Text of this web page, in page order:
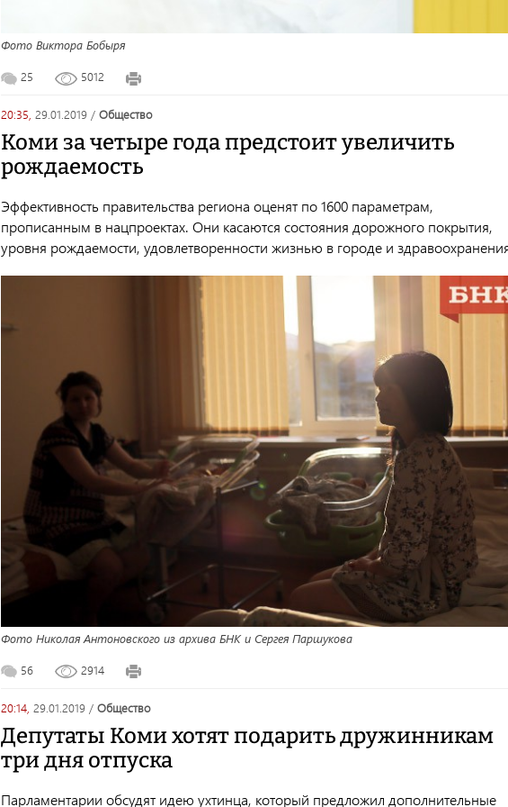
Фото Виктора Бобыря
25 5012
20:35, 29.01.2019 / общество
Коми за четыре года предстоит увеличить
рождаемость
Эффективность правительства региона оценят по 1600 параметрам,
прописанным в нацпроектах. Они касаются состояния дорожного покрытия,
уровня рождаемости, удовлетворенности жизнью в городе и
Фото Николая Антоновского из архива БНК и Сергея Паршукова
56 2914
20:14, 29.01.2019 / общество
Депутаты Коми хотят подарить дружинникам
три дня отпуска
Парламентарии обсудят идею ухтинца, который предложил дополнительные